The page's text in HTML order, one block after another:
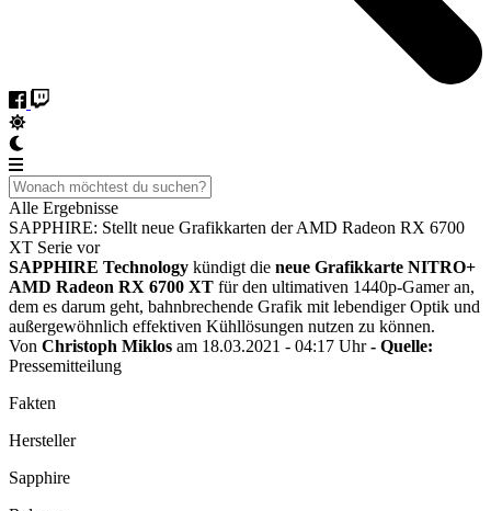
Alle Ergebnisse
SAPPHIRE: Stellt neue Grafikkarten der AMD Radeon RX 6700
XT Serie vor
SAPPHIRE Technology kündigt die neue Grafikkarte NITRO+
AMD Radeon RX 6700 XT für den ultimativen 1440p-Gamer an,
dem es darum geht, bahnbrechende Grafik mit lebendiger Optik und
außergewöhnlich effektiven Kühllösungen nutzen zu können.
Von Christoph Miklos am 18.03.2021 - 04:17 Uhr- Quelle:
Pressemitteilung
Fakten
Hersteller
Sapphire